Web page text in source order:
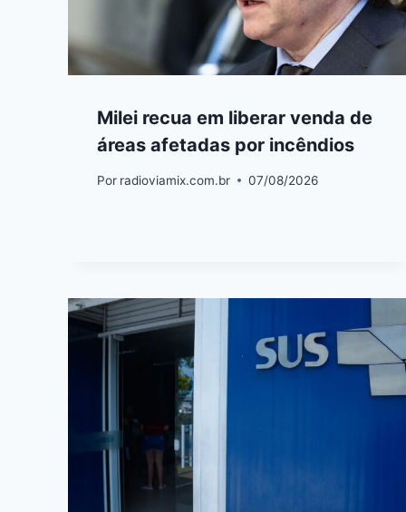
Milei recua em liberar venda de
áreas afetadas por incêndios
Por radioviamix.com.br 07/08/2026